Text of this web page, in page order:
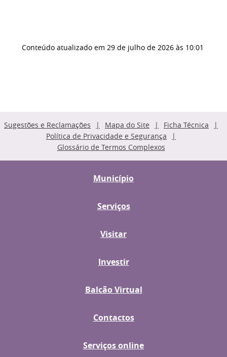
Conteúdo atualizado em 29 de julho de 2026 às 10:01
Sugestões e Reclamações Mapa do Site
Ficha Técnica
Política de Privacidade e Segurança
Glossário de Termos Complexos
Município
Serviços
Visitar
Investir
Balcão Virtual
Contactos
Serviços online